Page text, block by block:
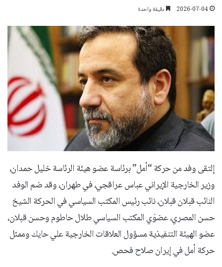
2026-07-04 دقيقة واحدة
إلتقى وفد من حركة “أمل” برئاسة عضو هيئة الرئاسة خليل حمدان،
وزير الخارجية الإيراني عباس عراقجي، في طهران، وقد ضم الوفد
النائب قبلان قبلان، نائب رئيس المكتب السياسي في الحركة الشيخ
حسن المصري، عضوَي المكتب السياسي طلال حاطوم وحسن قبلان،
عضو الهيئة التنفيذية مسؤول العلاقات الخارجية علي حايك وممثل
حركة أمل في إيران صلاح فحص.